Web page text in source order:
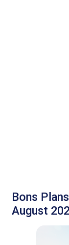
Bons
August